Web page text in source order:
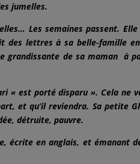
jumelles.
Les semaines passent.
des lettres à sa belle-famille
grandissante de sa maman à
« est porté disparu ». Cela ne
et qu’il reviendra. Sa petite
détruite, pauvre.
écrite en anglais, et émanant